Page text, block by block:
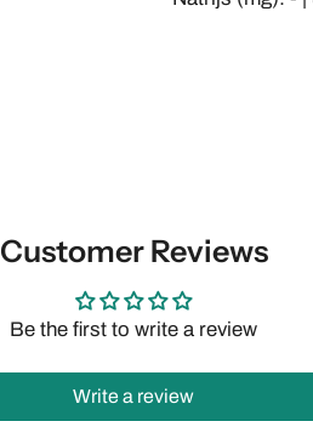
Customer Reviews
Be the first to write a review
Write a review